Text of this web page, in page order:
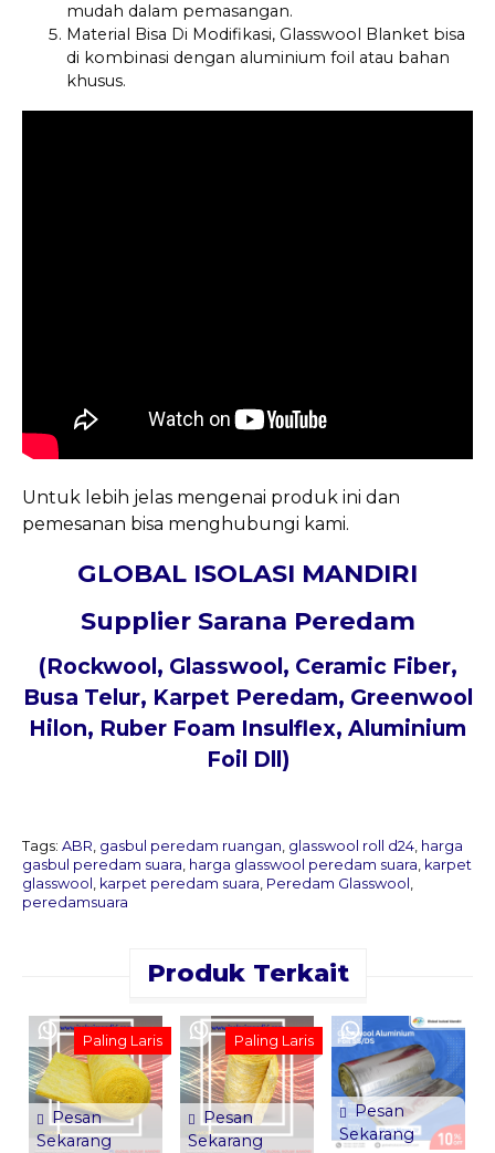
mudah dalam pemasangan.
Material Bisa Di Modifikasi, Glasswool Blanket bisa
di kombinasi dengan aluminium foil atau bahan
khusus.
Untuk lebih jelas mengenai produk ini dan
pemesanan bisa menghubungi kami.
GLOBAL ISOLASI MANDIRI
Supplier Sarana Peredam
(Rockwool, Glasswool, Ceramic Fiber,
Busa Telur, Karpet Peredam, Greenwool
Hilon, Ruber Foam Insulflex, Aluminium
Foil Dll)
Tags: ABR, gasbul peredam ruangan, glasswool roll d24, harga
gasbul peredam suara, harga glasswool peredam suara, karpet
glasswool , karpet peredam suara, Peredam Glasswool ,
peredamsuara
Produk Terkait
Pesan
Sekarang
Paling Laris
Pesan
Sekarang
Paling Laris
Pesan
Sekarang